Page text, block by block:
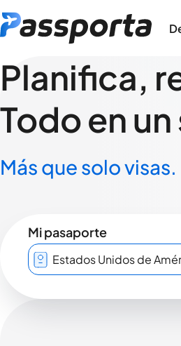
Planifica,
Todo en
Más que solo visas.
Mi pasaporte